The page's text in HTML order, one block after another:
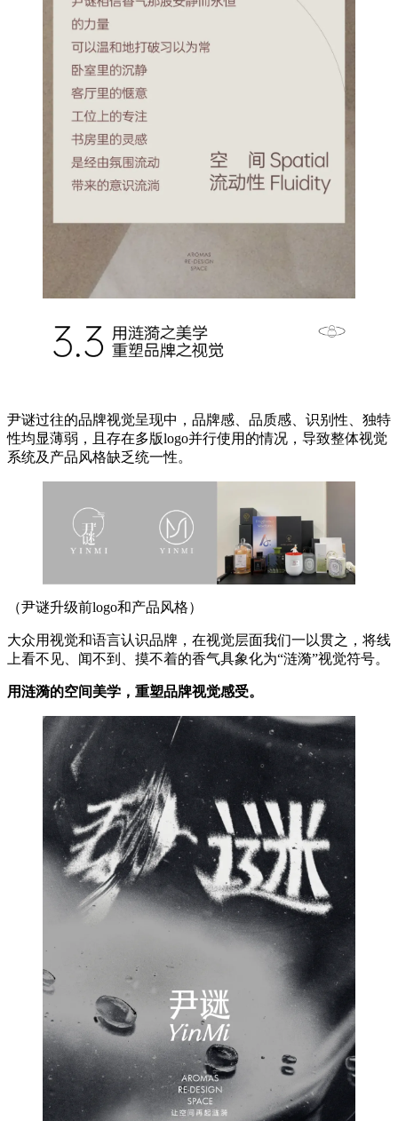
尹谜过往的品牌视觉呈现中，品牌感、品质感、识别性、独特
性均显薄弱，且存在多版logo并行使用的情况，导致整体视觉
系统及产品风格缺乏统一性。
（尹谜升级前logo和产品风格）
大众用视觉和语言认识品牌，在视觉层面我们一以贯之，将线
上看不见、闻不到、摸不着的香气具象化为“涟漪”视觉符号。
用涟漪的空间美学，重塑品牌视觉感受。